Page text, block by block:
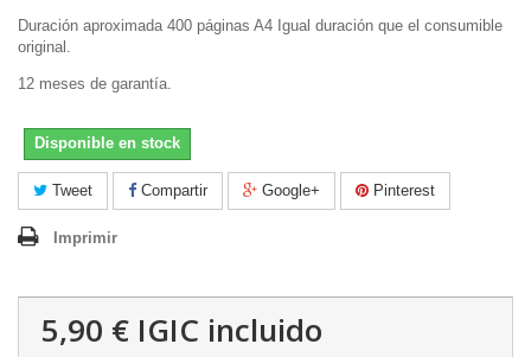
Duración aproximada 400 páginas A4 Igual duración que el consumible
original.
12 meses de garantía.
Disponible en stock
Tweet Compartir Google+ Pinterest
Imprimir
5,90 € IGIC incluido